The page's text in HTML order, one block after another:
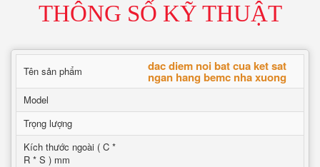
THÔNG SỐ KỸ THUẬT
Tên sản phẩm dac diem noi bat cua ket sat
ngan hang bemc nha xuong
Model
Trọng lượng
Kích thước ngoài ( C *
R * S ) mm